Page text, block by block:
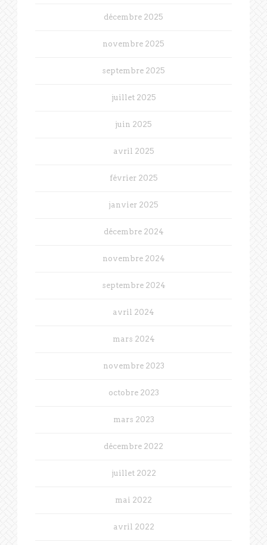
décembre 2025
novembre 2025
septembre 2025
juillet 2025
juin 2025
avril 2025
février 2025
janvier 2025
décembre 2024
novembre 2024
septembre 2024
avril 2024
mars 2024
novembre 2023
octobre 2023
mars 2023
décembre 2022
juillet 2022
mai 2022
avril 2022